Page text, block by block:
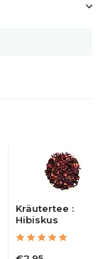
Kräutertee :
Hibiskus